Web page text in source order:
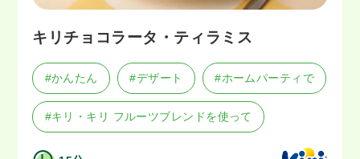
キリチョコラータ・ティラミス
#かんたん #デザート #ホームパーティで
#キリ・キリ フルーツブレンドを使って